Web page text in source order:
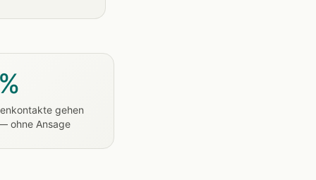
gehen
ohne Ansage